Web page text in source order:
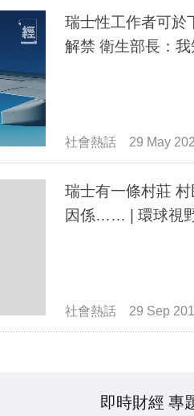
瑞士性工作者可於
解禁 衛生部長：
社會熱話 29 May
瑞士有一條村莊
因係…… | 環球視
社會熱話 29 Sep
即時財經 專